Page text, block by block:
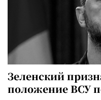
Зеленский
положение ВСУ